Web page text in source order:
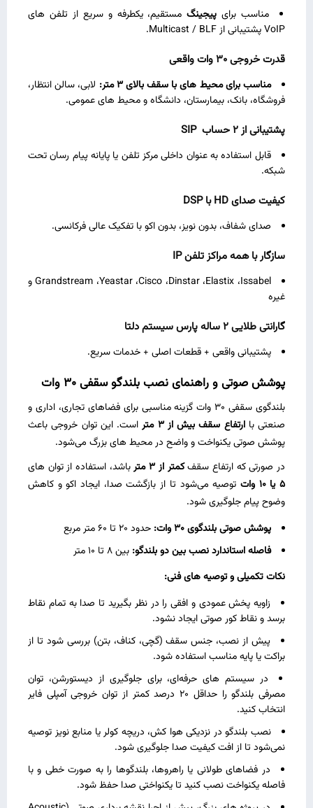
مناسب برای پیجینگمستقیم، یکطرفه و سریع از تلفن‌ های
VoIP پشتیبانی از Multicast / BLF.
قدرت خروجی 30 وات واقعی
مناسب برای محیط‌ های با سقف بالای 3 متر:
لابی، سالن انتظار،
فروشگاه، بانک، بیمارستان، دانشگاه و محیط‌ های عمومی.
پشتیبانی از 2 حساب SIP
قابل‌ استفاده به عنوان داخلی مرکز تلفن یا پایانه پیام‌ رسان تحت
شبکه.
کیفیت صدای باDSP
صدای شفاف، بدون نویز، بدون اکو با تفکیک عالی فرکانسی.
سازگار با همه مراکز تلفنIP
Grandstream ،Yeastar ،Cisco ،Dinstar ،Elastix ،Issabel و
غیره
گارانتی طلایی2ساله پارس سیستم دلتا
پشتیبانی واقعی + قطعات اصلی + خدمات سریع.
پوشش صوتی و راهنمای نصب بلندگو سقفی 30 وات
بلندگوی سقفی 30 وات گزینه‌ مناسبی برای فضاهای تجاری، اداری و
صنعتی باارتفاع سقف بیش از 3 متر
است. این توان خروجی باعث
پوشش صوتی یکنواخت و واضح در محیط‌ های بزرگ می‌شود.
در صورتی که ارتفاع سقفکمتر از 3 متر
باشد، استفاده از توان‌ های
5 یا 10 وات
توصیه می‌شود تا از بازگشت صدا، ایجاد اکو و کاهش
وضوح پیام جلوگیری شود.
پوشش صوتی بلندگوی 30 وات:
حدود 20 تا 60 متر مربع
فاصله استاندارد نصب بین دو بلندگو: بین 8 تا 10 متر
نکات تکمیلی و توصیه‌ های فنی:
زاویه پخش عمودی و افقی را در نظر بگیرید تا صدا به تمام نقاط
برسد و نقاط کور صوتی ایجاد نشود.
پیش از نصب، جنس سقف (گچی، کناف، بتن) بررسی شود تا از
براکت یا پایه مناسب استفاده شود.
در سیستم‌ های حرفه‌ای، برای جلوگیری از دیستورشن، توان
مصرفی بلندگو را حداقل 20 درصد کمتر از توان خروجی آمپلی‌ فایر
انتخاب کنید.
نصب بلندگو در نزدیکی هوا کش، دریچه کولر یا منابع نویز توصیه
نمی‌شود تا از افت کیفیت صدا جلوگیری شود.
در فضاهای طولانی یا راهروها، بلندگوها را به‌ صورت خطی و با
فاصله یکنواخت نصب کنید تا یکنواختی صدا حفظ شود.